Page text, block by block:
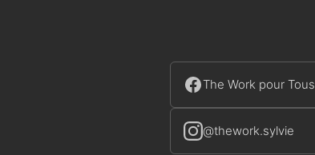
The Work pour Tous
@thework.sylvie